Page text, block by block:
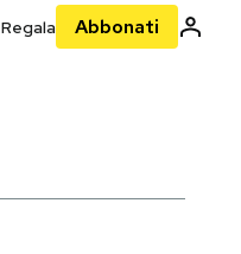
Regala Abbonati